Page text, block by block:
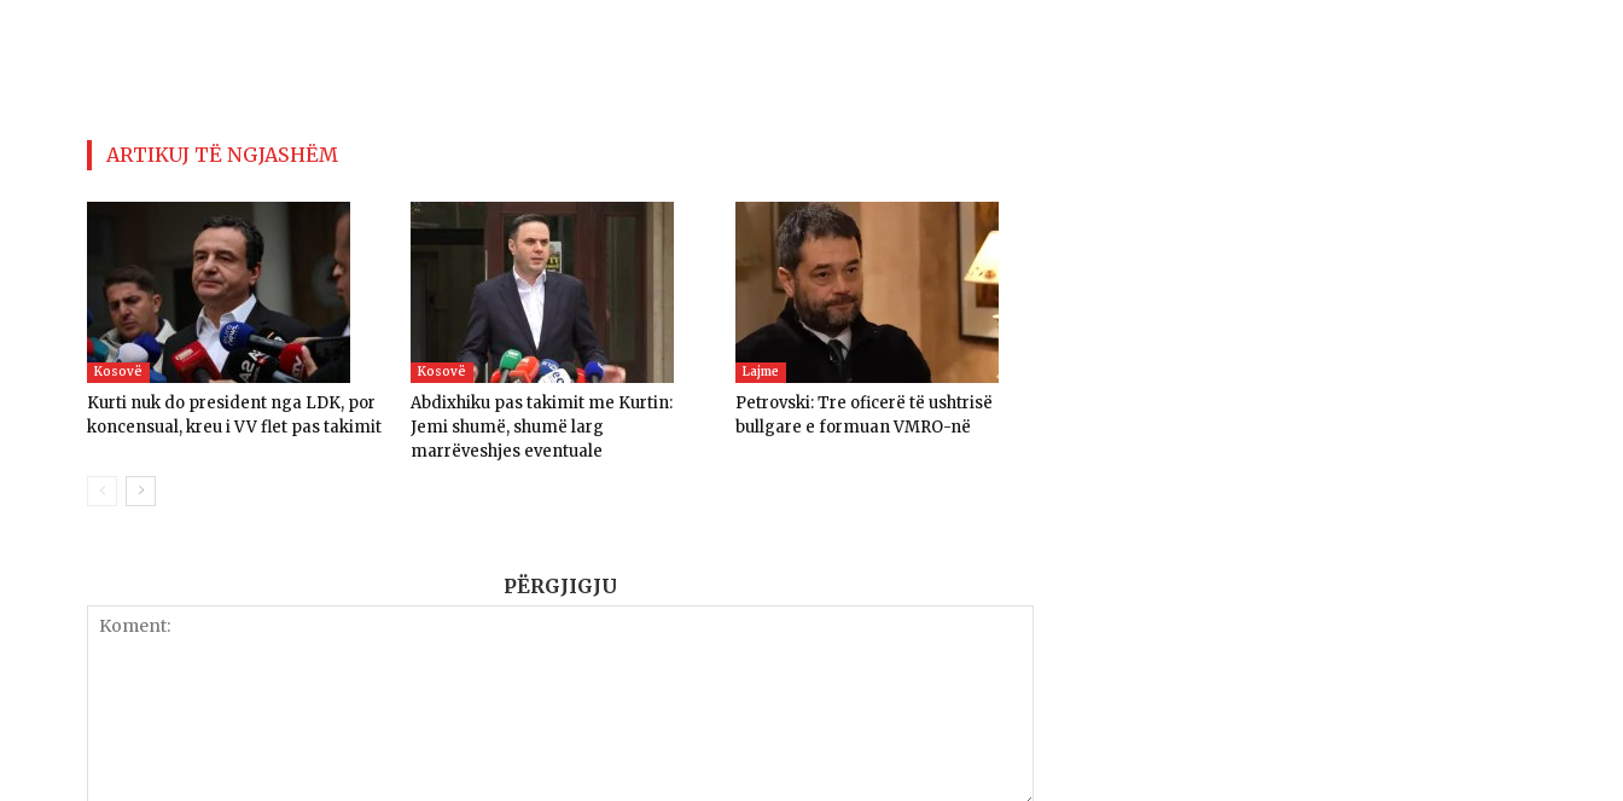
ARTIKUJ TË NGJASHËM
Kosovë
Kurti nuk do president nga LDK, por
koncensual, kreu i VV flet pas takimit
Kosovë
Abdixhiku pas takimit me Kurtin:
Jemi shumë, shumë larg
marrëveshjes eventuale
Lajme
Petrovski: Tre oficerë të ushtrisë
bullgare e formuan VMRO-në
PËRGJIGJU